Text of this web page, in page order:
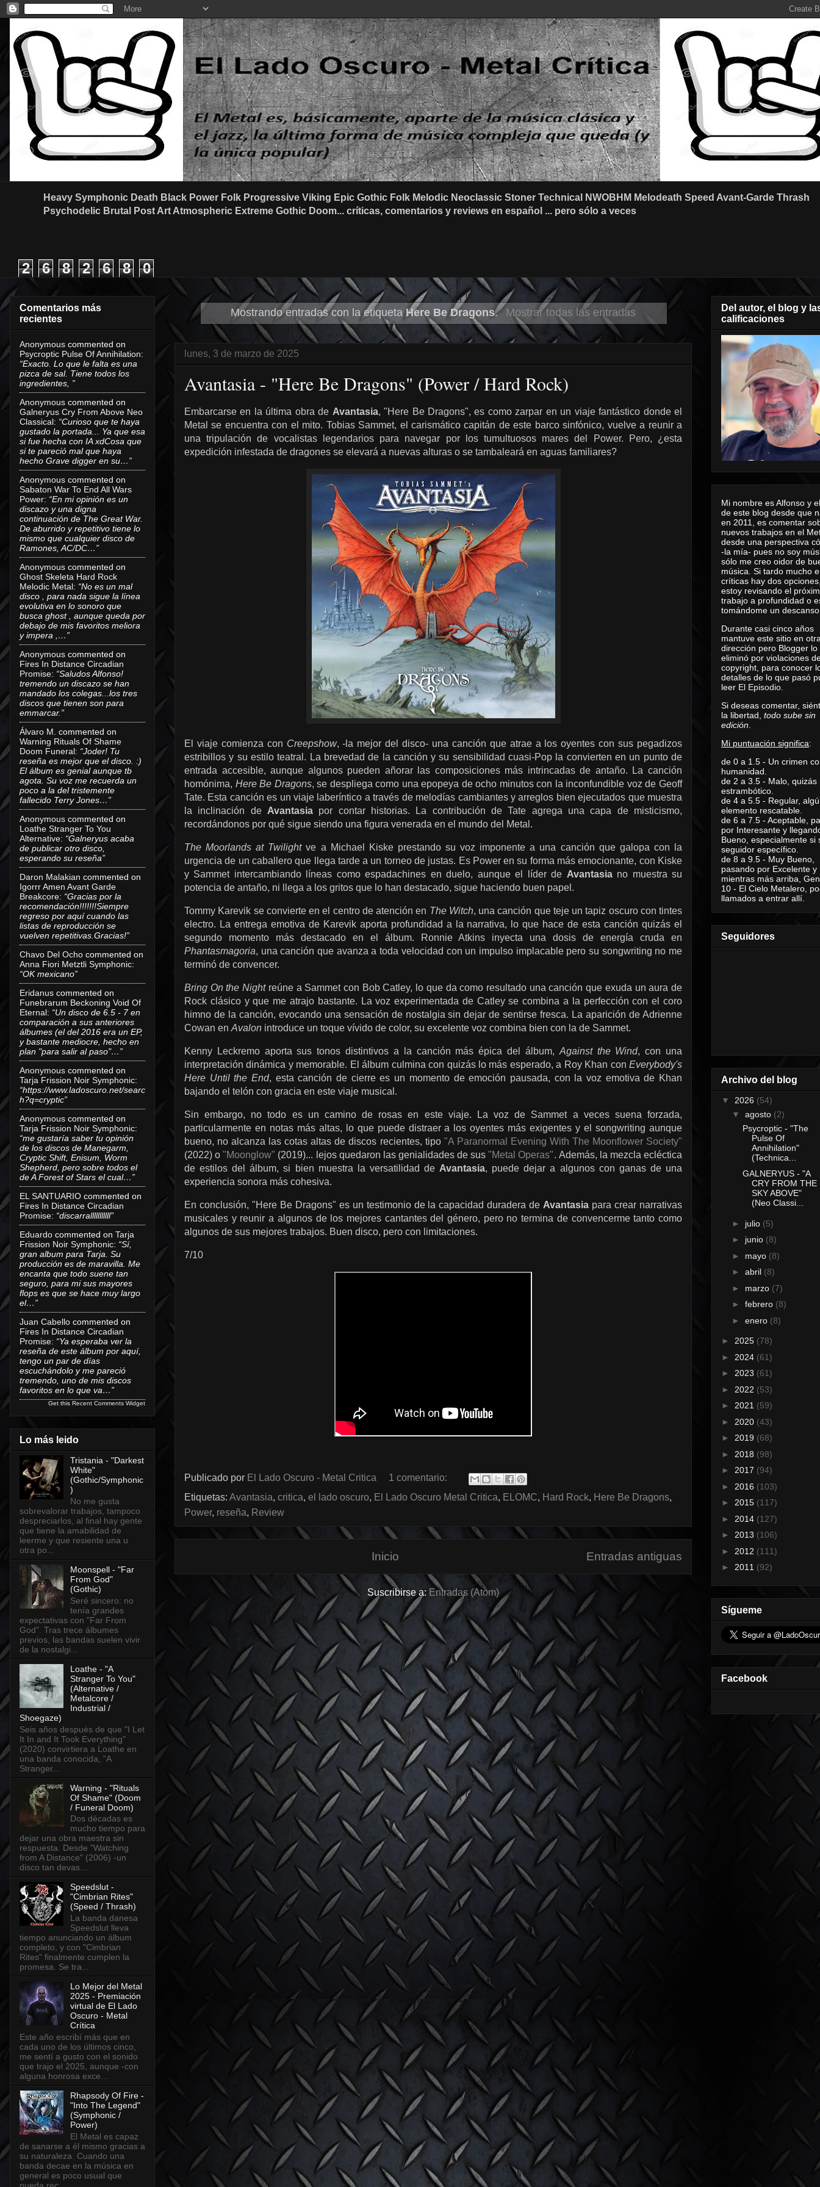
Heavy Symphonic Death Black Power Folk Progressive Viking Epic Gothic Folk Melodic Neoclassic Stoner Technical NWOBHM Melodeath Speed Avant-Garde Thrash
Psychodelic Brutal Post Art Atmospheric Extreme Gothic Doom... críticas, comentarios y reviews en español ... pero sólo a veces
2 6 8 2 6 8 0
Mostrando entradas con la etiquetaHere Be Dragons. Mostrar todas las entradas
lunes, 3 de marzo de 2025
Avantasia - "Here Be Dragons" (Power / Hard Rock)
Embarcarse en la última obra de Avantasia, "Here Be Dragons", es como zarpar en un viaje fantástico donde el
Metal se encuentra con el mito. Tobias Sammet, el carismático capitán de este barco sinfónico, vuelve a reunir a
una tripulación de vocalistas legendarios para navegar por los tumultuosos mares del Power. Pero, ¿esta
expedición infestada de dragones se elevará a nuevas alturas o se tambaleará en aguas familiares?
El viaje comienza con Creepshow, -la mejor del disco- una canción que atrae a los oyentes con sus pegadizos
estribillos y su estilo teatral. La brevedad de la canción y su sensibilidad cuasi-Pop la convierten en un punto de
entrada accesible, aunque algunos pueden añorar las composiciones más intrincadas de antaño.
La canción
homónima, Here Be Dragons, se despliega como una epopeya de ocho minutos con la inconfundible voz de Geoff
Tate. Esta canción es un viaje laberíntico a través de melodías cambiantes y arreglos bien ejecutados que muestra
la inclinación de Avantasia por contar historias. La contribución de Tate agrega una capa de misticismo,
recordándonos por qué sigue siendo una figura venerada en el mundo del Metal.
The Moorlands at Twilightve a Michael Kiske prestando su voz imponente a una canción que galopa con la
urgencia de un caballero que llega tarde a un torneo de justas. Es Power en su forma más emocionante, con Kiske
y Sammet intercambiando líneas como espadachines en duelo, aunque el líder de Avantasiano muestra su
potencia de antaño, ni llega a los gritos que lo han destacado, sigue haciendo buen papel.
Tommy Karevik se convierte en el centro de atención en The Witch, una canción que teje un tapiz oscuro con tintes
electro. La entrega emotiva de Karevik aporta profundidad a la narrativa, lo que hace de esta canción quizás el
segundo momento más destacado en el álbum.
Ronnie Atkins inyecta una dosis de energía cruda en
Phantasmagoria, una canción que avanza a toda velocidad con un impulso implacable pero su songwriting no me
terminó de convencer.
Bring On the Nightreúne a Sammet con Bob Catley, lo que da como resultado una canción que exuda un aura de
Rock clásico y que me atrajo bastante. La voz experimentada de Catley se combina a la perfección con el coro
himno de la canción, evocando una sensación de nostalgia sin dejar de sentirse fresca. La aparición de Adrienne
Cowan en Avalon introduce un toque vívido de color, su excelente voz combina bien con la de Sammet.
Kenny Leckremo aporta sus tonos distintivos a la canción más épica del álbum, Against the Wind, con una
interpretación dinámica y memorable. El álbum culmina con quizás lo más esperado, a Roy Khan con Everybody's
Here Until the End, esta canción de cierre es un momento de emoción pausada, con la voz emotiva de Khan
bajando el telón con gracia en este viaje musical.
Sin embargo, no todo es un camino de rosas en este viaje. La voz de Sammet a veces suena forzada,
particularmente en notas más altas, lo que puede distraer a los oyentes más exigentes y el songwriting aunque
bueno, no alcanza las cotas altas de discos recientes, tipo "A Paranormal Evening With The Moonflower Society"
(2022) o"Moonglow" (2019)... lejos quedaron las genialidades de sus"Metal Operas". Además, la mezcla ecléctica
de estilos del álbum, si bien muestra la versatilidad de Avantasia, puede dejar a algunos con ganas de una
experiencia sonora más cohesiva.
En conclusión, "Here Be Dragons" es un testimonio de la capacidad duradera de Avantasia para crear narrativas
musicales y reunir a algunos de los mejores cantantes del género, pero no termina de convencerme tanto como
algunos de sus mejores trabajos. Buen disco, pero con limitaciones.
7/10
Publicado por El Lado Oscuro - Metal Critica
1 comentario:
Etiquetas: Avantasia, critica, el lado oscuro, El Lado Oscuro Metal Critica, ELOMC, Hard Rock, Here Be Dragons,
Power, reseña, Review
Entradas antiguas
Inicio
Suscribirse a: Entradas (Atom)
Comentarios más
recientes
Anonymous commented on
Psycroptic Pulse Of Annihilation:
“Exacto. Lo que le falta es una
pizca de sal. Tiene todos los
ingredientes, ”
Anonymous commented on
Galneryus Cry From Above Neo
Classical: “Curioso que te haya
gustado la portada... Ya que esa
si fue hecha con IA xdCosa que
si te pareció mal que haya
hecho Grave digger en su…”
Anonymous commented on
Sabaton War To End All Wars
Power: “En mi opinión es un
discazo y una digna
continuación de The Great War.
De aburrido y repetitivo tiene lo
mismo que cualquier disco de
Ramones, AC/DC…”
Anonymous commented on
Ghost Skeleta Hard Rock
Melodic Metal: “No es un mal
disco , para nada sigue la línea
evolutiva en lo sonoro que
busca ghost , aunque queda por
debajo de mis favoritos meliora
y impera ,…”
Anonymous commented on
Fires In Distance Circadian
Promise: “Saludos Alfonso!
tremendo un discazo se han
mandado los colegas...los tres
discos que tienen son para
emmarcar.”
Álvaro M. commented on
Warning Rituals Of Shame
Doom Funeral: “Joder! Tu
reseña es mejor que el disco. :)
El álbum es genial aunque tb
agota. Su voz me recuerda un
poco a la del tristemente
fallecido Terry Jones…”
Anonymous commented on
Loathe Stranger To You
Alternative: “Galneryus acaba
de publicar otro disco,
esperando su reseña”
Daron Malakian commented on
Igorrr Amen Avant Garde
Breakcore: “Gracias por la
recomendación!!!!!!!Siempre
regreso por aquí cuando las
listas de reproducción se
vuelven repetitivas.Gracias!”
Chavo Del Ocho commented on
Anna Fiori Metztli Symphonic:
“OK mexicano”
Eridanus commented on
Funebrarum Beckoning Void Of
Eternal: “Un disco de 6.5 - 7 en
comparación a sus anteriores
álbumes (el del 2016 era un EP,
y bastante mediocre, hecho en
plan "para salir al paso"…”
Anonymous commented on
Tarja Frission Noir Symphonic:
“https://www.ladoscuro.net/searc
h?q=cryptic”
Anonymous commented on
Tarja Frission Noir Symphonic:
“me gustaría saber tu opinión
de los discos de Manegarm,
Cryptic Shift, Enisum, Worm
Shepherd, pero sobre todos el
de A Forest of Stars el cual…”
EL SANTUARIO commented on
Fires In Distance Circadian
Promise: “discarralllllllllll”
Eduardo commented on Tarja
Frission Noir Symphonic: “Sí,
gran album para Tarja. Su
producción es de maravilla. Me
encanta que todo suene tan
seguro, para mi sus mayores
flops es que se hace muy largo
el…”
Juan Cabello commented on
Fires In Distance Circadian
Promise: “Ya esperaba ver la
reseña de este álbum por aquí,
tengo un par de días
escuchándolo y me pareció
tremendo, uno de mis discos
favoritos en lo que va…”
Get this Recent Comments Widget
Lo más leido
Tristania - "Darkest
White"
(Gothic/Symphonic
)
No me gusta
sobrevalorar trabajos, tampoco
despreciarlos, al final hay gente
que tiene la amabilidad de
leerme y que resiente una u
otra po...
Moonspell - "Far
From God"
(Gothic)
Seré sincero: no
tenía grandes
expectativas con "Far From
God". Tras trece álbumes
previos, las bandas suelen vivir
de la nostalgi...
Loathe - "A
Stranger To You"
(Alternative /
Metalcore /
Industrial /
Shoegaze)
Seis años después de que "I Let
It In and It Took Everything"
(2020) convirtiera a Loathe en
una banda conocida, "A
Stranger...
Warning - "Rituals
Of Shame" (Doom
/ Funeral Doom)
Dos décadas es
mucho tiempo para
dejar una obra maestra sin
respuesta. Desde "Watching
from A Distance" (2006) -un
disco tan devas...
Speedslut -
"Cimbrian Rites"
(Speed / Thrash)
La banda danesa
Speedslut lleva
tiempo anunciando un álbum
completo, y con "Cimbrian
Rites" finalmente cumplen la
promesa. Se tra...
Lo Mejor del Metal
2025 - Premiación
virtual de El Lado
Oscuro - Metal
Crítica
Este año escribí más que en
cada uno de los últimos cinco,
me sentí a gusto con el sonido
que trajo el 2025, aunque -con
alguna honrosa exce...
Rhapsody Of Fire -
"Into The Legend"
(Symphonic /
Power)
El Metal es capaz
de sanarse a él mismo gracias a
su naturaleza. Cuando una
banda decae en la música en
general es poco usual que
pueda rec...
Del autor, el blog y
calificaciones
Mi nombre es Alfonso y
de este blog desde que
en 2011, es comentar
nuevos trabajos en el
desde una perspectiva
-la mía- pues no soy
sólo me creo oidor de
música. Si tardo mucho
críticas hay dos
estoy revisando el
trabajo a profundidad o
tomándome un
Durante casi cinco años
mantuve este sitio en
dirección pero Blogger lo
eliminó por violaciones
copyright, para conocer
detalles de lo que pasó
leer El Episodio
Si deseas comentar,
la libertad, todo sube sin
edición
Mi puntuación significa:
de 0 a 1.5 - Un crimen
humanidad.
de 2 a 3.5 - Malo, quizás
estrambótico.
de 4 a 5.5 - Regular,
elemento rescatable.
de 6 a 7.5 - Aceptable,
por Interesante y
Bueno, especialmente si
seguidor específico.
de 8 a 9.5 - Muy Bueno,
pasando por Excelente y
mientras más arriba,
10 - El Cielo Metalero,
llamados a entrar allí.
Seguidores
Archivo del blog
▼ 2026 (54)
▼ agosto (2)
Psycroptic - "The
Pulse Of
Annihilation"
(Technica...
GALNERYUS - "A
CRY FROM THE
SKY ABOVE"
(Neo Classi...
► julio (5)
► junio (8)
► mayo (8)
► abril (8)
► marzo (7)
► febrero (8)
► enero (8)
► 2025 (78)
► 2024 (61)
► 2023 (61)
► 2022 (53)
► 2021 (59)
► 2020 (43)
► 2019 (68)
► 2018 (98)
► 2017 (94)
► 2016 (103)
► 2015 (117)
► 2014 (127)
► 2013 (106)
► 2012 (111)
► 2011 (92)
Sígueme
Facebook